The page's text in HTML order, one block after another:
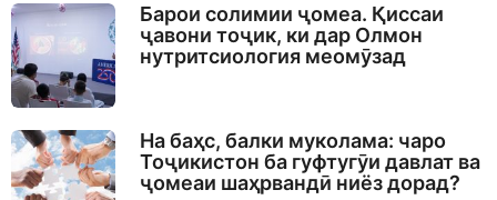
Барои солимии ҷомеа. Қиссаи
ҷавони тоҷик, ки дар Олмон
нутритсиология меомӯзад
На баҳс, балки муколама: чаро
Тоҷикистон ба гуфтугӯи давлат ва
ҷомеаи шаҳрвандӣ ниёз дорад?